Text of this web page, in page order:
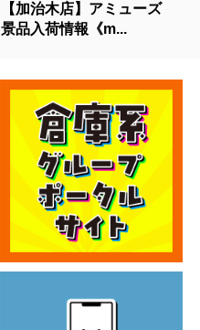
【加治木店】アミューズ
景品入荷情報《m...